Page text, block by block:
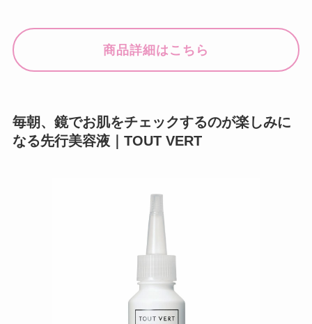
商品詳細はこちら
毎朝、鏡でお肌をチェックするのが楽しみに
なる先行美容液｜TOUT VERT